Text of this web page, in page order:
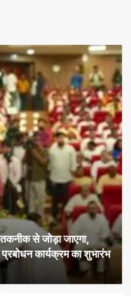
से जोड़ा जाएगा,
कार्यक्रम का शुभारंभ